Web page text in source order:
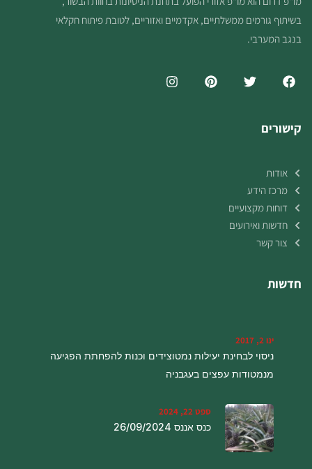
בשיתוף גורמים ממשלתיים, אקדמיים ואזוריים, לטובת פיתוח חקלאי
בנגב המערבי.
קישורים
אודות
מרכז הידע
דוחות מקצועיים
חדשות ואירועים
צור קשר
חדשות
ינו 2, 2017
ניסוי לבחינת יעילות נמטוצידים וכנות להפחתת הפגיעה
מנמטודות עפצים בעגבניה
ספט 22, 2024
כנס אננס 26/09/2024